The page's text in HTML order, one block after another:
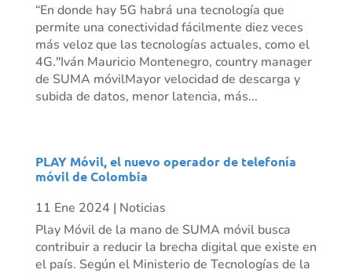
“En donde hay 5G habrá una tecnología que
permite una conectividad fácilmente diez veces
más veloz que las tecnologías actuales, como el
4G."Iván Mauricio Montenegro, country manager
de SUMA móvilMayor velocidad de descarga y
subida de datos, menor latencia, más...
PLAY Móvil, el nuevo operador de telefonía
móvil de Colombia
11 Ene 2024 | Noticias
Play Móvil de la mano de SUMA móvil busca
contribuir a reducir la brecha digital que existe en
el país. Según el Ministerio de Tecnologías de la